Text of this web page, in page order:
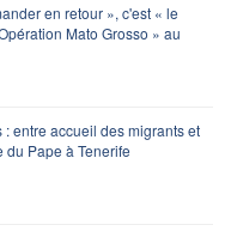
en retour », c'est « le
Mato Grosso » au
entre accueil des migrants et
du Pape à Tenerife